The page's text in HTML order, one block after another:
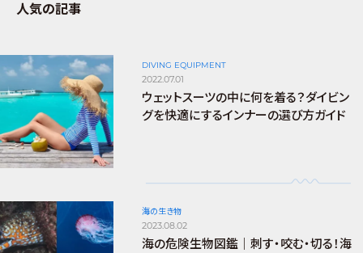
人気の記事
DIVING EQUIPMENT
2022.07.01
ウェットスーツの中に何を着る？ダイビン
グを快適にするインナーの選び方ガイド
海の生き物
2023.08.02
海の危険生物図鑑｜刺す・咬む・切る！海